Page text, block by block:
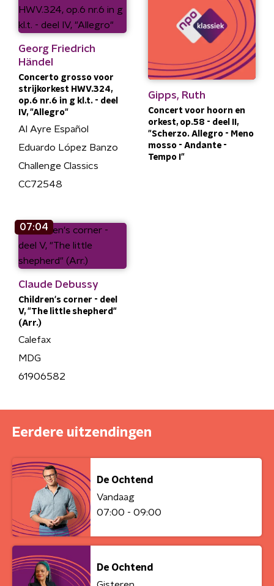
Georg Friedrich
Händel
Concerto grosso voor
strijkorkest HWV.324,
op.6 nr.6 in g kl.t. - deel
IV, "Allegro"
Al Ayre Español
Eduardo López Banzo
Challenge Classics
CC72548
Gipps, Ruth
Concert voor hoorn en
orkest, op.58 - deel II,
"Scherzo. Allegro - Meno
mosso - Andante -
Tempo I"
07:04
Claude Debussy
Children's corner - deel
V, "The little shepherd"
(Arr.)
Calefax
MDG
61906582
Eerdere uitzendingen
De Ochtend
Vandaag
07:00 - 09:00
De Ochtend